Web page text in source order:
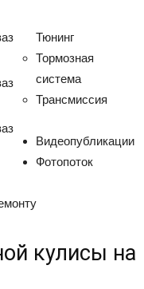
Тюнинг
Тормозная
система
Трансмиссия
Видеопубликации
Фотопоток
кулисы на